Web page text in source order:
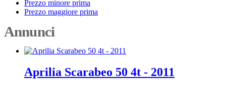
Prezzo minore prima
Prezzo maggiore prima
Annunci
Aprilia Scarabeo 50 4t - 2011